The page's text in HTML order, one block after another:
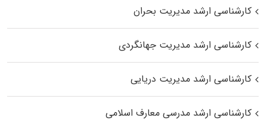
کارشناسی ارشد مدیریت بحران
کارشناسی ارشد مدیریت جهانگردی
کارشناسی ارشد مدیریت دریایی
کارشناسی ارشد مدرسی معارف اسلامی